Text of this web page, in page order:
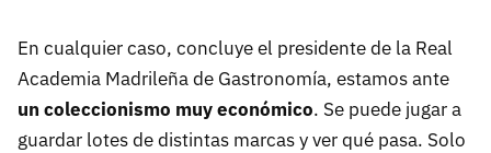
En cualquier caso, concluye el presidente de la Real
Academia Madrileña de Gastronomía, estamos ante
un coleccionismo muy económico. Se puede jugar a
guardar lotes de distintas marcas y ver qué pasa. Solo